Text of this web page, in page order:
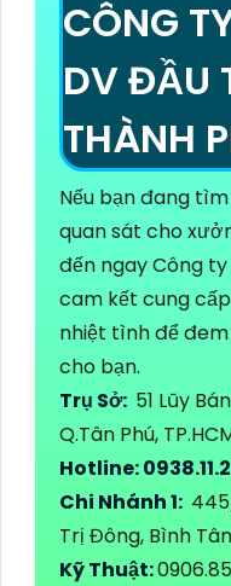
CÔNG
DV ĐẦU
THÀNH
Nếu bạn đang
quan sát cho
đến ngay Công
cam kết cung
nhiệt tình để
cho bạn.
Trụ Sở: 51 Lũy
Q.Tân Phú,
Hotline:
Chi Nhánh 1:
Trị Đông, Bình
Kỹ Thuật: